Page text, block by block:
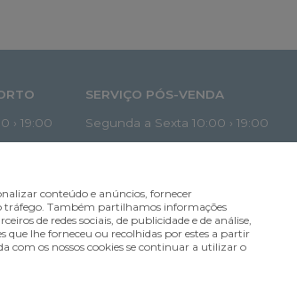
› 19:00
SERVIÇO PÓS-VENDA
Segunda a Sexta 10:00 › 19:00
posvenda@espacomamas.pt
+351 963 396 200
conteúdo e anúncios, fornecer
tráfego. Também partilhamos informações
de redes sociais, de publicidade e de análise,
lhe forneceu ou recolhidas por estes a partir
com os nossos cookies se continuar a utilizar o